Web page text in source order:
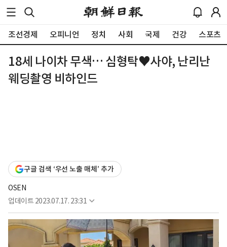
조선경제 오피니언 정치 사회 국제 건강 스포츠
18세 나이차 무색… 심형탁♥사야, 난리난
웨딩촬영 비하인드
구글 검색 ‘우선 노출 매체’ 추가
OSEN
업데이트 2023.07.17. 23:31